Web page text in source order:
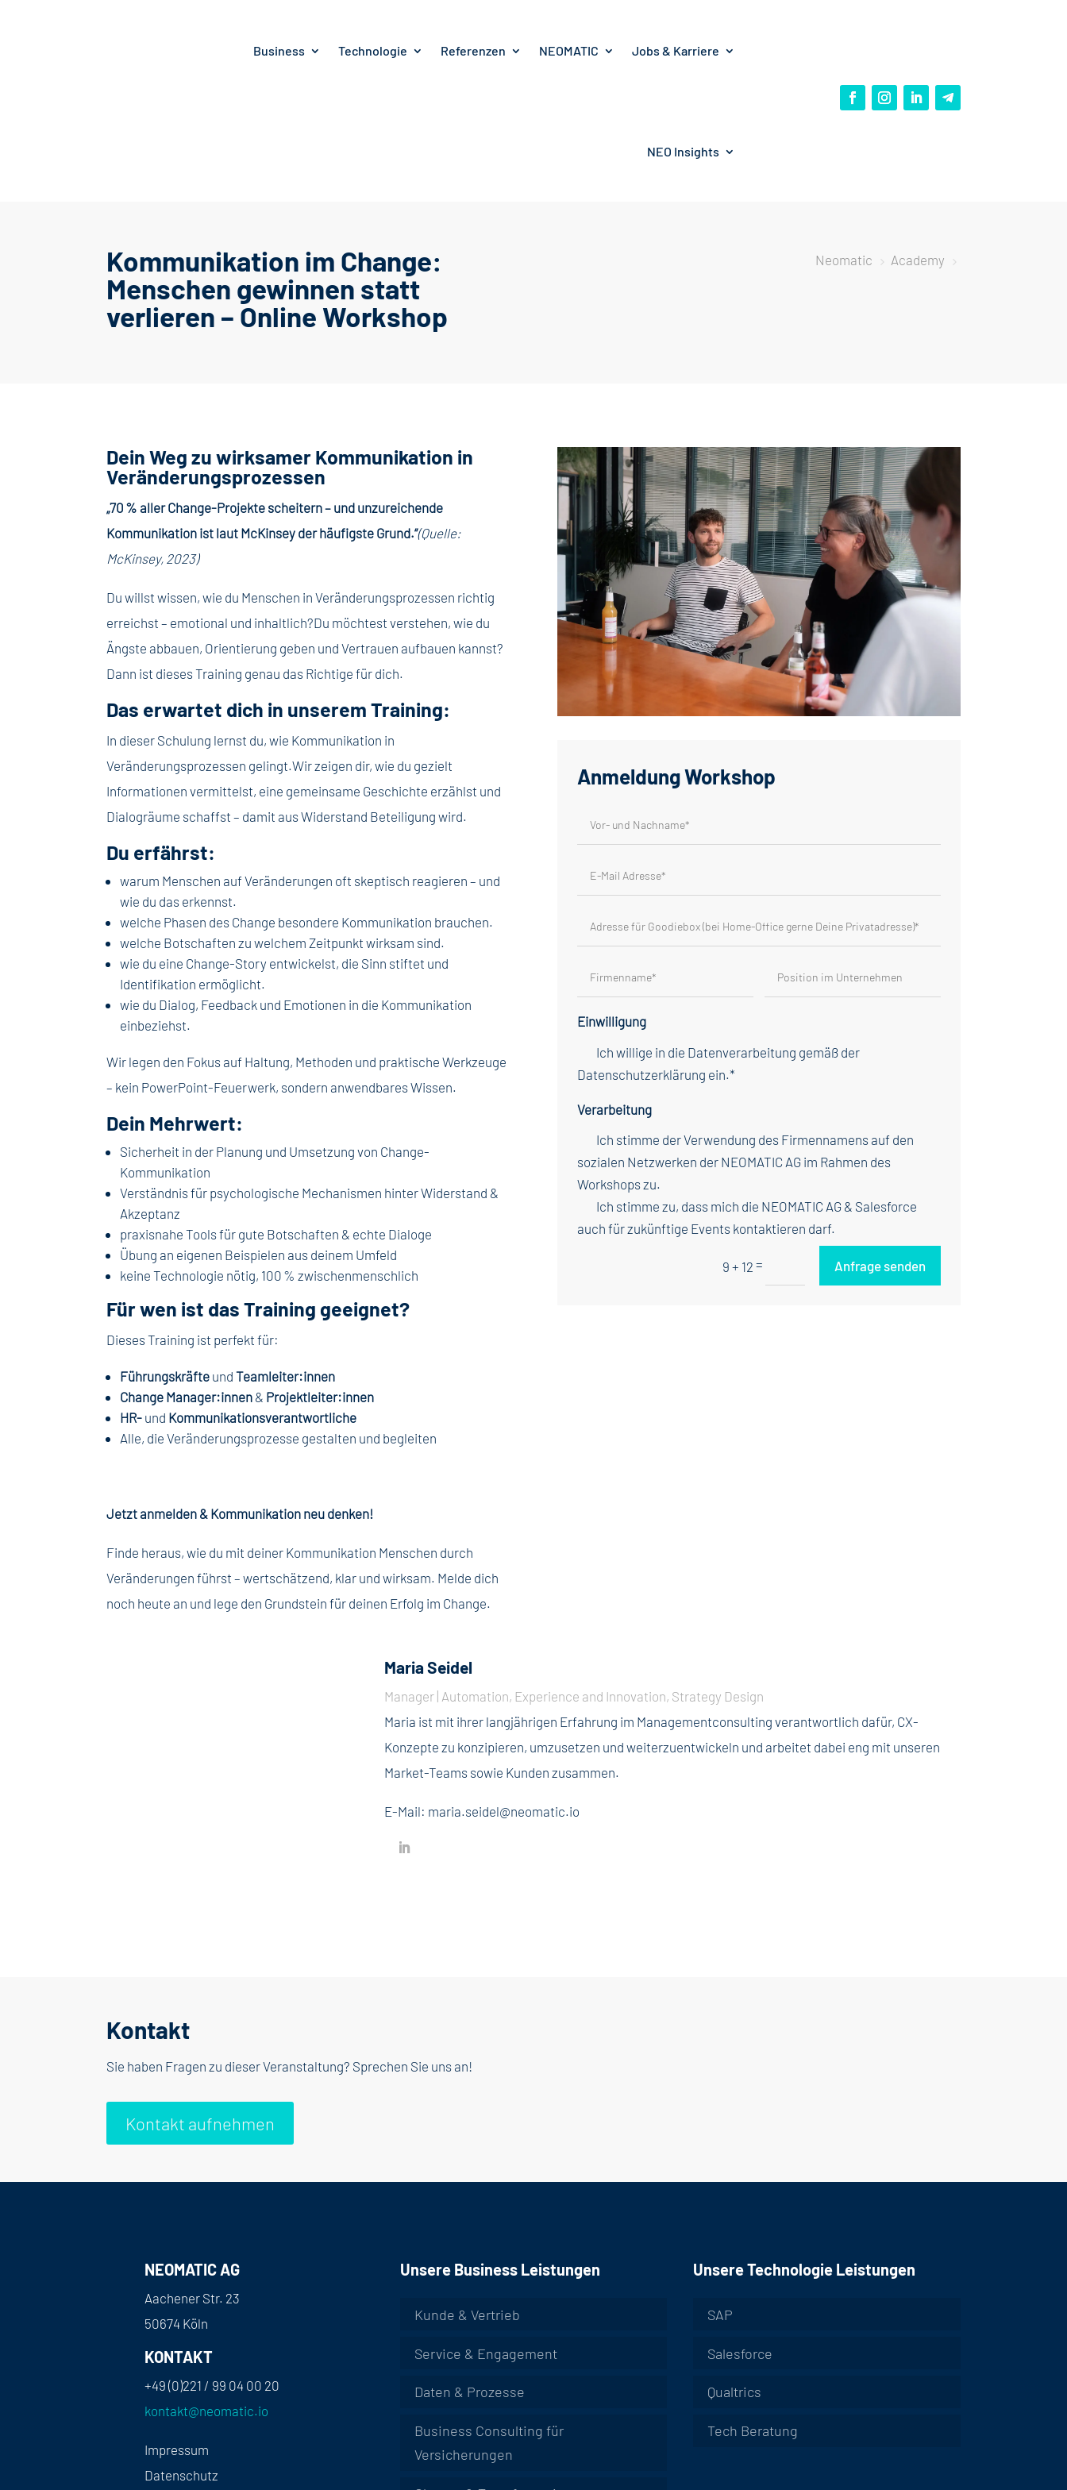
Business Technologie Referenzen NEOMATIC Jobs & Karriere
NEO Insights
Kommunikation im Change:
Menschen gewinnen statt
verlieren – Online Workshop
Neomatic 5 Academy 5
Dein Weg zu wirksamer Kommunikation in
Veränderungsprozessen
„70 % aller Change-Projekte scheitern – und unzureichende
Kommunikation ist laut McKinsey der häufigste Grund.“(Quelle:
McKinsey, 2023)
Du willst wissen, wie du Menschen in Veränderungsprozessen richtig
erreichst – emotional und inhaltlich?Du möchtest verstehen, wie du
Ängste abbauen, Orientierung geben und Vertrauen aufbauen kannst?
Dann ist dieses Training genau das Richtige für dich.
Das erwartet dich in unserem Training:
In dieser Schulung lernst du, wie Kommunikation in
Veränderungsprozessen gelingt.Wir zeigen dir, wie du gezielt
Informationen vermittelst, eine gemeinsame Geschichte erzählst und
Dialogräume schaffst – damit aus Widerstand Beteiligung wird.
Du erfährst:
warum Menschen auf Veränderungen oft skeptisch reagieren – und
wie du das erkennst.
welche Phasen des Change besondere Kommunikation brauchen.
welche Botschaften zu welchem Zeitpunkt wirksam sind.
wie du eine Change-Story entwickelst, die Sinn stiftet und
Identifikation ermöglicht.
wie du Dialog, Feedback und Emotionen in die Kommunikation
einbeziehst.
Wir legen den Fokus auf Haltung, Methoden und praktische Werkzeuge
– kein PowerPoint-Feuerwerk, sondern anwendbares Wissen.
Dein Mehrwert:
Sicherheit in der Planung und Umsetzung von Change-
Kommunikation
Verständnis für psychologische Mechanismen hinter Widerstand &
Akzeptanz
praxisnahe Tools für gute Botschaften & echte Dialoge
Übung an eigenen Beispielen aus deinem Umfeld
keine Technologie nötig, 100 % zwischenmenschlich
Für wen ist das Training geeignet?
Dieses Training ist perfekt für:
Führungskräfte undTeamleiter:innen
Change Manager:innen & Projektleiter:innen
HR- und Kommunikationsverantwortliche
Alle, die Veränderungsprozesse gestalten und begleiten
Jetzt anmelden & Kommunikation neu denken!
Finde heraus, wie du mit deiner Kommunikation Menschen durch
Veränderungen führst – wertschätzend, klar und wirksam. Melde dich
noch heute an und lege den Grundstein für deinen Erfolg im Change.
Anmeldung Workshop
Einwilligung
Ich willige in die Datenverarbeitung gemäß der
Datenschutzerklärung ein.*
Verarbeitung
Ich stimme der Verwendung des Firmennamens auf den
sozialen Netzwerken der NEOMATIC AG im Rahmen des
Workshops zu.
Ich stimme zu, dass mich die NEOMATIC AG & Salesforce
auch für zukünftige Events kontaktieren darf.
9 + 12 = Anfrage senden
Maria Seidel
Manager | Automation, Experience and Innovation, Strategy Design
Maria ist mit ihrer langjährigen Erfahrung im Managementconsulting verantwortlich dafür, CX-
Konzepte zu konzipieren, umzusetzen und weiterzuentwickeln und arbeitet dabei eng mit unseren
Market-Teams sowie Kunden zusammen.
E-Mail: maria.seidel@neomatic.io
Kontakt
Sie haben Fragen zu dieser Veranstaltung? Sprechen Sie uns an!
Kontakt aufnehmen
NEOMATIC AG
Aachener Str. 23
50674 Köln
KONTAKT
+49 (0)221 / 99 04 00 20
kontakt@neomatic.io
Impressum
Datenschutz
Unsere Business Leistungen
Kunde & Vertrieb
Service & Engagement
Daten & Prozesse
Business Consulting für
Versicherungen
Unsere Technologie Leistungen
SAP
Salesforce
Qualtrics
Tech Beratung